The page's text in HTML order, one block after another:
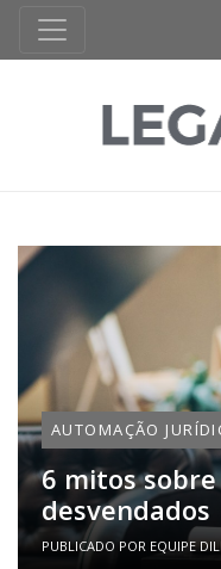
AUTOMAÇÃO
6 mitos
desvendados
PUBLICADO POR EQUIPE